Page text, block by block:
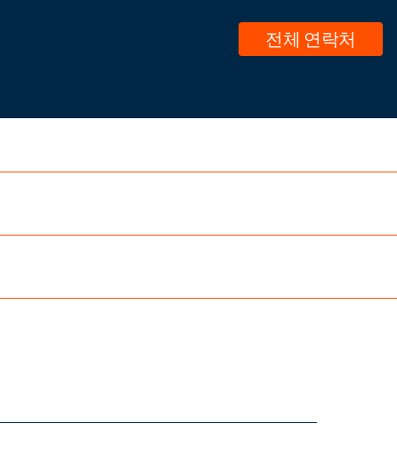
전체 연락처